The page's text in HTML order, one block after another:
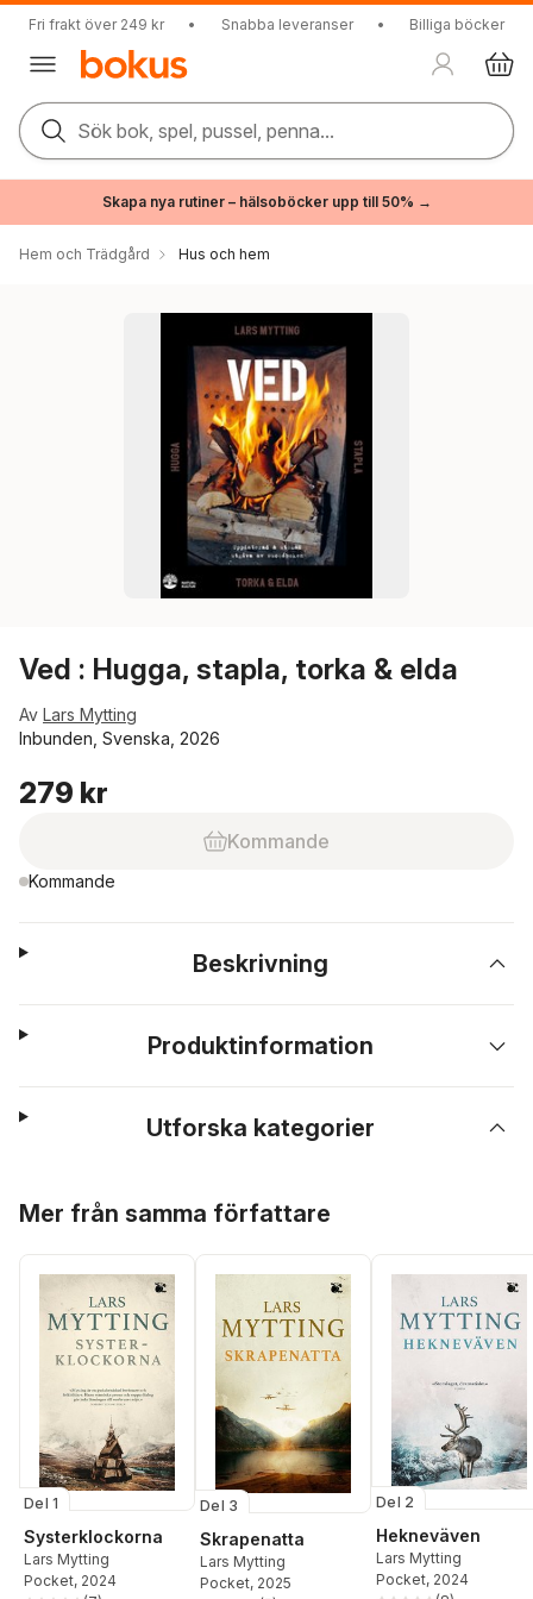
Fri frakt över 249 kr • Snabba leveranser • Billiga böcker
Sök bok, spel, pussel, penna...
Skapa nya rutiner – hälsoböcker upp till 50% →
Hem och Trädgård Hus och hem
Ved : Hugga, stapla, torka & elda
Av Lars Mytting
Inbunden, Svenska, 2026
279 kr
Kommande
Kommande
Beskrivning
Produktinformation
Utforska kategorier
Mer från samma författare
Del 1
Systerklockorna
Lars Mytting
Pocket, 2024
Del 3
Skrapenatta
Lars Mytting
Pocket, 2025
Del 2
Hekneväven
Lars Mytting
Pocket, 2024